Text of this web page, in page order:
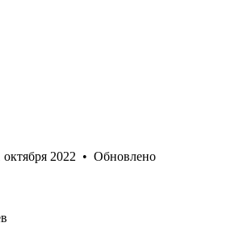
октября 2022 • Обновлено